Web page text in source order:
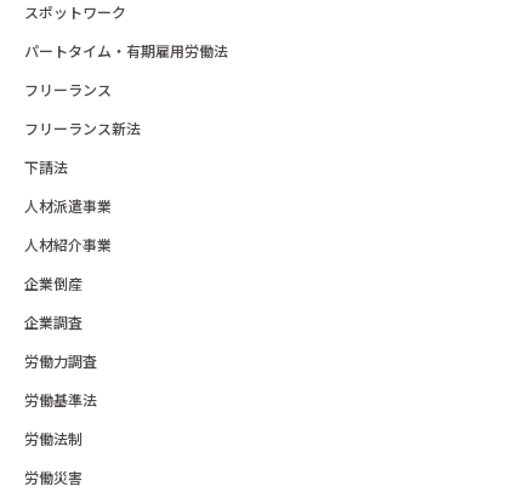
スポットワーク
パートタイム・有期雇用労働法
フリーランス
フリーランス新法
下請法
人材派遣事業
人材紹介事業
企業倒産
企業調査
労働力調査
労働基準法
労働法制
労働災害